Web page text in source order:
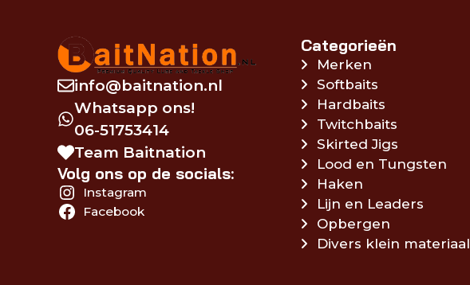
info@baitnation.nl
Whatsapp ons!
06-51753414
Team Baitnation
Volg ons op de socials:
Instagram
Facebook
Categorieën
Merken
Softbaits
Hardbaits
Twitchbaits
Skirted Jigs
Lood en Tungsten
Haken
Lijn en Leaders
Opbergen
Divers klein materiaal